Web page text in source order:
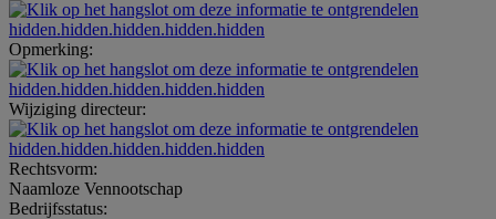
hidden.hidden.hidden.hidden.hidden
Opmerking:
hidden.hidden.hidden.hidden.hidden
Wijziging directeur:
hidden.hidden.hidden.hidden.hidden
Rechtsvorm:
Naamloze Vennootschap
Bedrijfsstatus: